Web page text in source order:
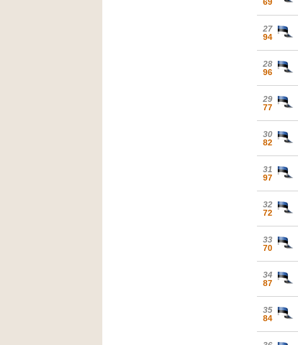
27
94
28
96
29
77
30
82
31
97
32
72
33
70
34
87
35
84